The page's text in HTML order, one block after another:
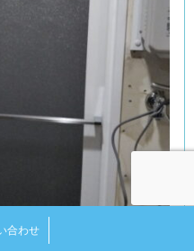
合わせ